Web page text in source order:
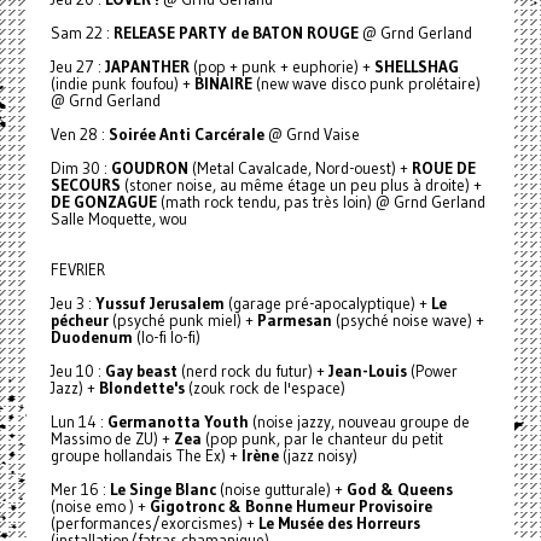
Sam 22 : RELEASE PARTY de BATON ROUGE @ Grnd Gerland
Jeu 27 : JAPANTHER(pop + punk + euphorie) + SHELLSHAG
(indie punk foufou) + BINAIRE(new wave disco punk prolétaire)
@ Grnd Gerland
Ven 28 : Soirée Anti Carcérale@ Grnd Vaise
Dim 30 : GOUDRON (Metal Cavalcade, Nord-ouest) + ROUE DE
SECOURS (stoner noise, au même étage un peu plus à droite) +
DE GONZAGUE(math rock tendu, pas très loin) @ Grnd Gerland
Salle Moquette, wou
FEVRIER
Jeu 3 : Yussuf Jerusalem (garage pré-apocalyptique) + Le
pécheur(psyché punk miel) + Parmesan (psyché noise wave) +
Duodenum (lo-fi lo-fi)
Jeu 10 : Gay beast (nerd rock du futur) +Jean-Louis(Power
Jazz) + Blondette's (zouk rock de l'espace)
Lun 14 : Germanotta Youth (noise jazzy, nouveau groupe de
Massimo de ZU) + Zea (pop punk, par le chanteur du petit
groupe hollandais The Ex) + Irène(jazz noisy)
Mer 16 : Le Singe Blanc (noise gutturale) + God & Queens
(noise emo ) + Gigotronc & Bonne Humeur Provisoire
(performances/exorcismes) + Le Musée des Horreurs